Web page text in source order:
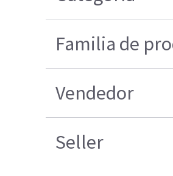
Familia de
Vendedor
Seller